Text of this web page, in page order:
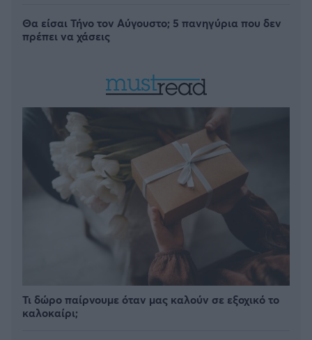
Θα είσαι Τήνο τον Αύγουστο; 5 πανηγύρια που δεν
πρέπει να χάσεις
Τι δώρο παίρνουμε όταν μας καλούν σε εξοχικό το
καλοκαίρι;